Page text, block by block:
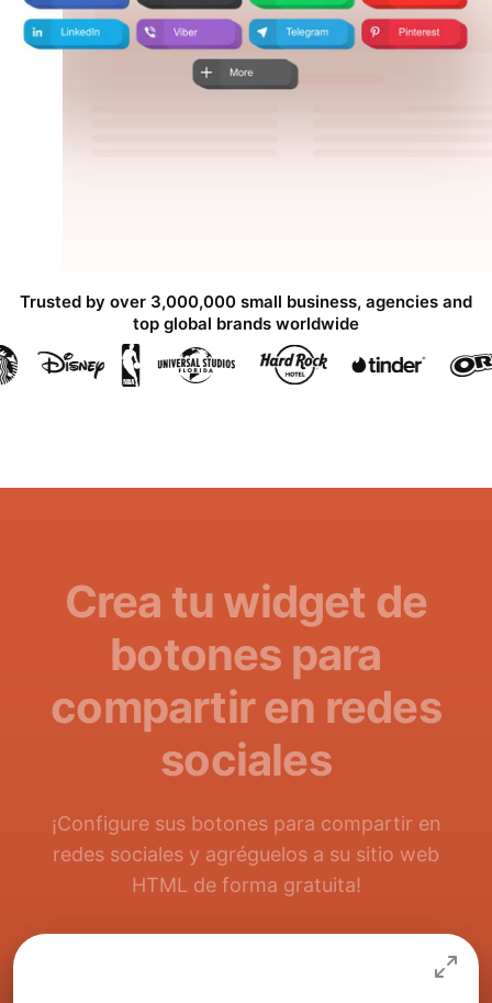
Trusted by over 3,000,000 small business, agencies and
top global brands worldwide
Crea tu widget de
botones para
compartir en redes
sociales
¡Configure sus botones para compartir en
redes sociales y agréguelos a su sitio web
HTML de forma gratuita!